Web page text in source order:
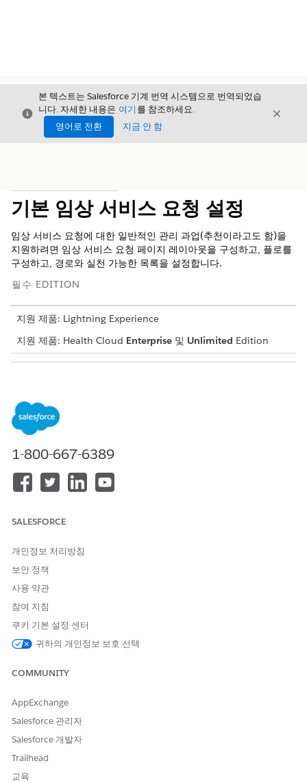
닫기
본 텍스트는 Salesforce 기계 번역 시스템으로 번역되었습
니다. 자세한 내용은 여기 를 참조하세요.
영어로 전환
지금 안 함
닫기
기본 임상 서비스 요청 설정
임상 서비스 요청에 대한 일반적인 관리 과업(추천이라고도 함)을
지원하려면 임상 서비스 요청 페이지 레이아웃을 구성하고, 플로를
구성하고, 경로와 실천 가능한 목록을 설정합니다.
필수 EDITION
지원 제품: Lightning Experience
지원 제품: Health Cloud Enterprise 및 Unlimited Edition
설정에서
위탁 관리 탭에서 기본 임상 서비스 요청 설정에 나열된 단계를
특정 단계를 완료하는 데 도움이 되는 추가 세부 사항은 이 섹션
으로 다시 돌아갑니다.
추천 관리 게스트 사용자 액세스 설정
화하여 팩스 수신량 및 환자 케어 지연을 줄입니다. 사용자가 추
드된 샘플을 사용자 정의하여 게스트 추천 웹 사이트를 빠르게
준비하고 실행합니다.
건강 위탁 관리용 문서 AI 설정
AI를 사용하여 수신 외부 임상 서비스 팩스에 대한 정보를 추출
합니다. 프로세스를 자동화하여 위탁 인테이크 코디네이터의 작
사례 만들기 및 임상 서비스 요청 업데이트 플로 구성
플로에 사용되는 선택 목록 값을 만듭니다.
BRE 규칙을 사용하여 CSR 상태 업데이트 플로 구성
환자 위탁 데이터에 대한 비즈니스 규칙을 평가하는 플로를 구
성하여 임상 서비스 요청 업데이트를 자동화합니다. 이 설정은
사전 구축된 결정 테이블 및 식 집합을 사용하여 작업 유형 및
1-800-667-6389
SALESFORCE
개인정보 처리방침
보안 정책
사용 약관
참여 지침
쿠키 기본 설정 센터
귀하의 개인정보 보호 선택
COMMUNITY
AppExchange
Salesforce 관리자
Salesforce 개발자
Trailhead
교육